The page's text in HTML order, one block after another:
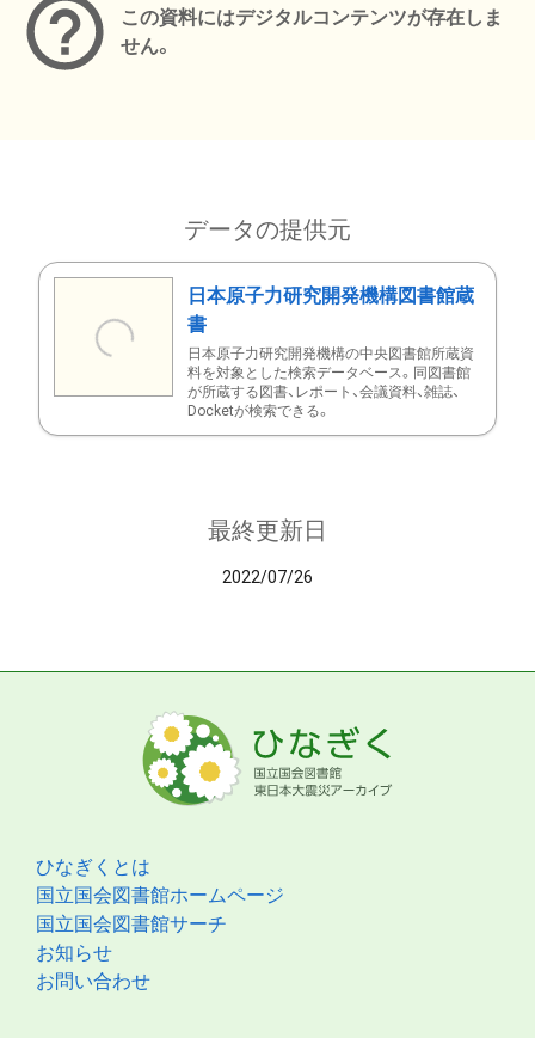
この資料にはデジタルコンテンツが存在しま
せん。
データの提供元
日本原子力研究開発機構図書館蔵
書
日本原子力研究開発機構の中央図書館所蔵資
料を対象とした検索データベース。同図書館
が所蔵する図書、レポート、会議資料、雑誌、
Docketが検索できる。
最終更新日
2022/07/26
ひなぎくとは
国立国会図書館ホームページ
国立国会図書館サーチ
お知らせ
お問い合わせ